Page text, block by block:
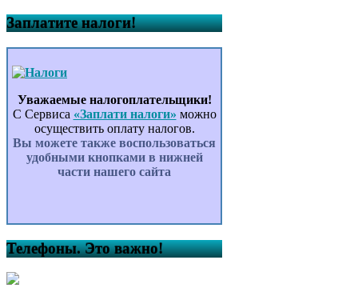
Заплатите налоги!
Уважаемые налогоплательщики!
С Сервиса «Заплати налоги» можно
осуществить оплату налогов.
Вы можете также воспользоваться
удобными кнопками в нижней
части нашего сайта
Телефоны. Это важно!